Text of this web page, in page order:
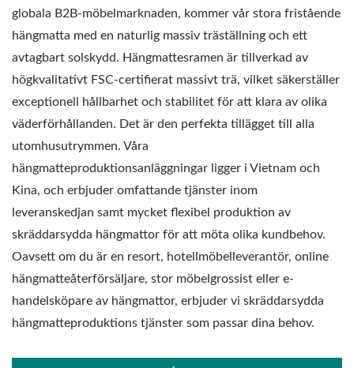
globala B2B-möbelmarknaden, kommer vår stora fristående
hängmatta med en naturlig massiv träställning och ett
avtagbart solskydd. Hängmattesramen är tillverkad av
högkvalitativt FSC-certifierat massivt trä, vilket säkerställer
exceptionell hållbarhet och stabilitet för att klara av olika
väderförhållanden. Det är den perfekta tillägget till alla
utomhusutrymmen. Våra
hängmatteproduktionsanläggningar ligger i Vietnam och
Kina, och erbjuder omfattande tjänster inom
leveranskedjan samt mycket flexibel produktion av
skräddarsydda hängmattor för att möta olika kundbehov.
Oavsett om du är en resort, hotellmöbelleverantör, online
hängmatteåterförsäljare, stor möbelgrossist eller e-
handelsköpare av hängmattor, erbjuder vi skräddarsydda
hängmatteproduktions tjänster som passar dina behov.